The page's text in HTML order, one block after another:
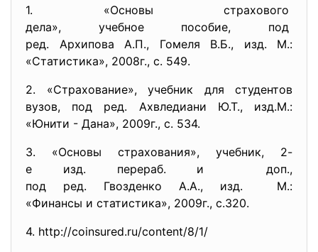
1. «Основы страхового
дела», учебное пособие, под
ред. Архипова А.П., Гомеля В.Б., изд. М.:
«Статистика», 2008г., с. 549.
2. «Страхование», учебник для студентов
вузов, под ред. Ахвледиани Ю.Т., изд.М.:
«Юнити - Дана», 2009г., с. 534.
3. «Основы страхования», учебник, 2-
е изд. перераб. и доп.,
под ред. Гвозденко А.А., изд. М.:
«Финансы и статистика», 2009г., с.320.
4. http://coinsured.ru/content/8/1/